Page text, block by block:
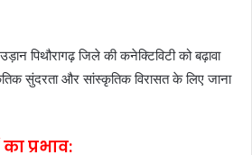
पिथौरागढ़ जिले की कनेक्टिविटी को बढ़ावा
सुंदरता और सांस्कृतिक विरासत के लिए जाना
प्रभाव: